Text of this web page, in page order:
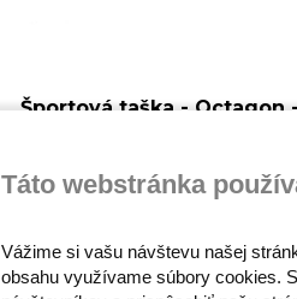
Športová taška - Octagon
35,00 €
Táto webstránka
Vážime si vašu návštevu našej
obsahu využívame súbory cookies.